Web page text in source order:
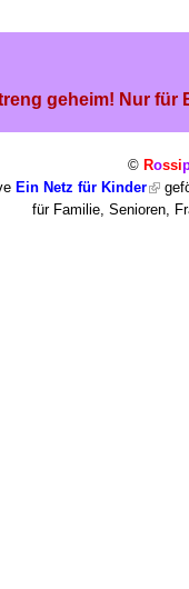
geheim! Nur für
© Rossi
Ein Netz für Kinder
für Familie, Senioren,